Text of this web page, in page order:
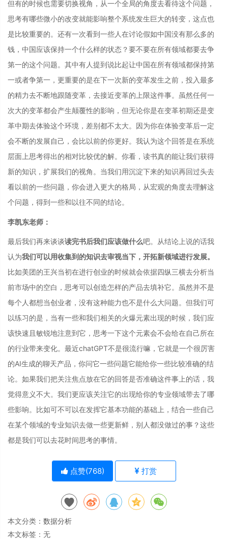
但有的时候也需要切换视角，从一个全局的角度去看待这个问题，
思考有哪些微小的改变就能影响整个系统发生巨大的转变，这点也
是比较重要的。还有一次看到一些人在讨论假如中国没有那么多的
钱，中国应该保持一个什么样的状态？要不要在所有领域都要去争
第一的这个问题。其中有人提到说比起让中国在所有领域都保持第
一或者争第一，更重要的是在下一次新的变革发生之前，投入最多
的精力去不断地跟随变革，去接近变革的上限这件事。虽然任何一
次大的变革都会产生颠覆性的影响，但无论你是在变革初期还是变
革中期去体验这个环境，差别都不太大。因为你在体验变革后一定
会不断的发展自己，会比以前的你更好。我认为这个回答是在系统
层面上思考得出的相对比较优的解。你看，读书真的能让我们获得
新的知识，扩展我们的视角。当我们用沉淀下来的知识再回过头去
看以前的一些问题，你会进入更大的格局，从宏观的角度去理解这
个问题，得到一些和以往不同的结论。
李凯东老师：
最后我们再来谈谈读完书后我们应该做什么吧。从结论上说的话我
认为我们可以用收集到的知识去审视当下，开拓新领域进行发展。
比如美团的王兴当初在进行创业的时候就会依据四纵三横去分析当
前市场中的空白，思考可以创造怎样的产品去填补它。虽然并不是
每个人都想当创业者，没有这种能力也不是什么大问题。但我们可
以练习的是，当有一些和我们相关的火爆元素出现的时候，我们应
该快速且敏锐地注意到它，思考一下这个元素会不会给在自己所在
的行业带来变化。最近chatGPT不是很流行嘛，它就是一个很厉害
的AI生成的聊天产品，你问它一些问题它能给你一些比较准确的结
论。如果我们把关注焦点放在它的回答是否准确这件事上的话，我
觉得意义不大。我们更应该关注它的出现给你的专业领域带去了哪
些影响。比如可不可以在发挥它基本功能的基础上，结合一些自己
在某个领域的专业知识去做一些更新鲜，别人都没做过的事？这些
都是我们可以去花时间思考的事情。
点赞(768) 打赏
本文分类： 数据分析
本文标签：无